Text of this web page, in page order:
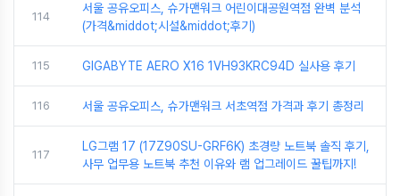
114
서울 공유오피스, 슈가맨워크 어린이대공원역점 완벽 분석
(가격&middot;시설&middot;후기)
115 GIGABYTE AERO X16 1VH93KRC94D 실사용 후기
116 서울 공유오피스, 슈가맨워크 서초역점 가격과 후기 총정리
117
LG그램 17 (17Z90SU-GRF6K) 초경량 노트북 솔직 후기,
사무 업무용 노트북 추천 이유와 램 업그레이드 꿀팁까지!